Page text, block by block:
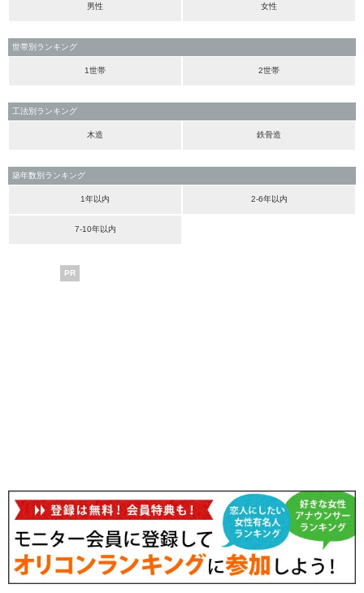
男性 女性
世帯別ランキング
1世帯 2世帯
工法別ランキング
木造 鉄骨造
築年数別ランキング
1年以内 2-6年以内
7-10年以内
PR